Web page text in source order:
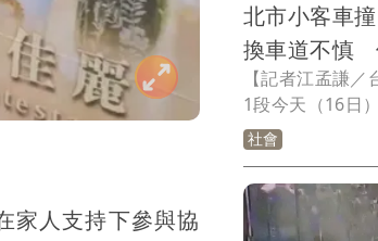
家人支持下參與協
北市小客車
換車道不慎
【記者江孟謙
1段今天（16日
自行車車禍，導
身多處及頭部擦
命危險，警方將
禍發生原因。
社會